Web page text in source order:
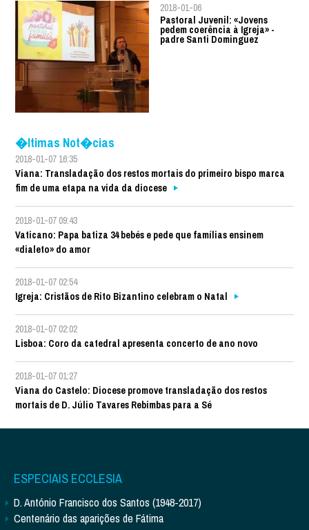
2018-01-06
Pastoral Juvenil: «Jovens
pedem coerência à Igreja» -
padre Santi Dominguez
�ltimas Not�cias
2018-01-07 16:35
Viana: Transladação dos restos mortais do primeiro bispo marca
fim de uma etapa na vida da diocese
2018-01-07 09:43
Vaticano: Papa batiza 34 bebés e pede que famílias ensinem
«dialeto» do amor
2018-01-07 02:54
Igreja: Cristãos de Rito Bizantino celebram o Natal
2018-01-07 02:02
Lisboa: Coro da catedral apresenta concerto de ano novo
2018-01-07 01:27
Viana do Castelo: Diocese promove transladação dos restos
mortais de D. Júlio Tavares Rebimbas para a Sé
ESPECIAIS ECCLESIA
D. António Francisco dos Santos (1948-2017)
Centenário das aparições de Fátima